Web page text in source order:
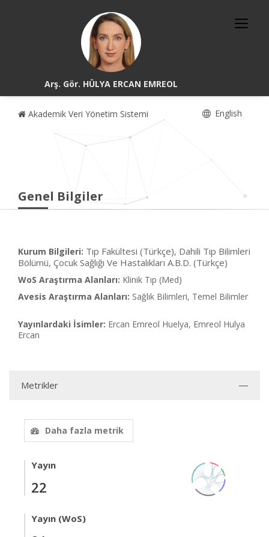
Arş. Gör. HÜLYA ERCAN EMREOL
Akademik Veri Yönetim Sistemi English
Genel Bilgiler
Kurum Bilgileri: Tıp Fakültesi (Türkçe), Dahili Tıp Bilimleri
Bölümü, Çocuk Sağlığı Ve Hastalıkları A.B.D. (Türkçe)
WoS Araştırma Alanları: Klinik Tıp (Med)
Avesis Araştırma Alanları: Sağlık Bilimleri, Temel Bilimler
Yayınlardaki İsimler: Ercan Emreol Huelya, Emreol Hulya
Ercan
Metrikler
Daha fazla metrik
Yayın
22
Yayın (WoS)